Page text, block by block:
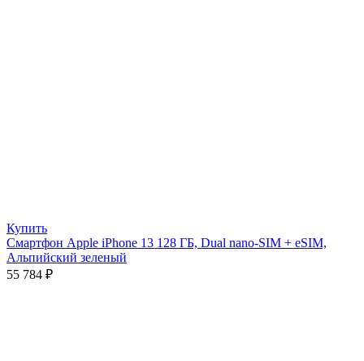
Купить
Смартфон Apple iPhone 13 128 ГБ, Dual nano-SIM + eSIM,
Альпийский зеленый
55 784 ₽